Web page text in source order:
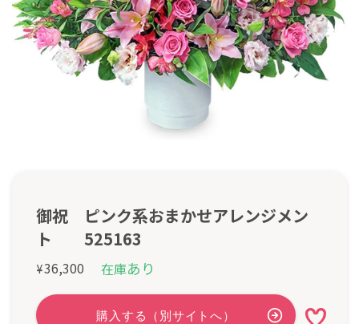
御祝 ピンク系おまかせアレンジメン
ト 525163
¥36,300 在庫あり